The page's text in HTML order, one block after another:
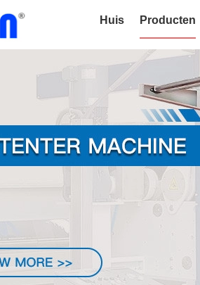
Huis Producten